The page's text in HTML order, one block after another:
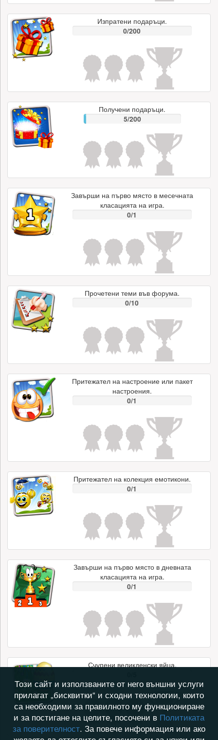
Изпратени подаръци.
0/200
Получени подаръци.
5/200
Завърши на първо място в месечната
класацията на игра.
0/1
Прочетени теми във форума.
0/10
Притежател на настроение или пакет
настроения.
0/1
Притежател на колекция емотикони.
0/1
Завърши на първо място в дневната
класацията на игра.
0/1
Счупени великденски яйца.
Този сайт и използваните от него външни услуги
прилагат „бисквитки“ и сходни технологии, които
са необходими за правилното му функциониране
и за постигане на целите, посочени в Политиката
за поверителност. За повече информация или ако